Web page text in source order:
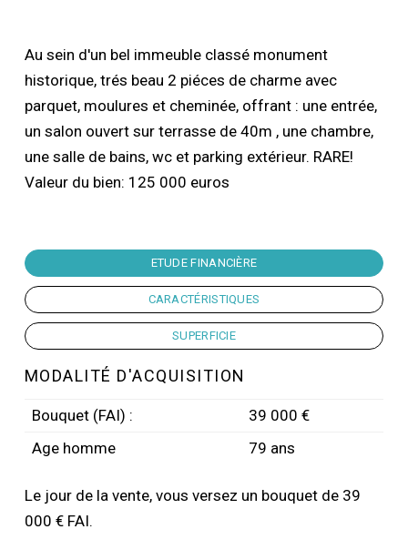
Au sein d'un bel immeuble classé monument
historique, trés beau 2 piéces de charme avec
parquet, moulures et cheminée, offrant : une entrée,
un salon ouvert sur terrasse de 40m , une chambre,
une salle de bains, wc et parking extérieur. RARE!
Valeur du bien: 125 000 euros
ETUDE FINANCIÈRE
CARACTÉRISTIQUES
SUPERFICIE
MODALITÉ D'ACQUISITION
Bouquet (FAI) :
39 000 €
Age homme
79 ans
Le jour de la vente, vous versez un bouquet de 39
000 € FAI.